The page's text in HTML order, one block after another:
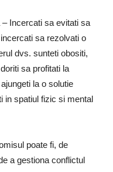
Incercati sa evitati sa
sa rezolvati o
dvs. sunteti obositi,
sa profitati la
la o solutie
in spatiul fizic si mental
poate fi, de
a gestiona conflictul